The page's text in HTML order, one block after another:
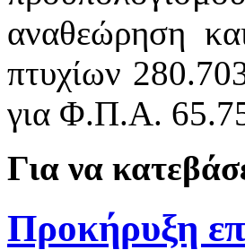
αναθεώρηση
πτυχίων
για Φ.Π.Α.
Για να
Προκήρυξη